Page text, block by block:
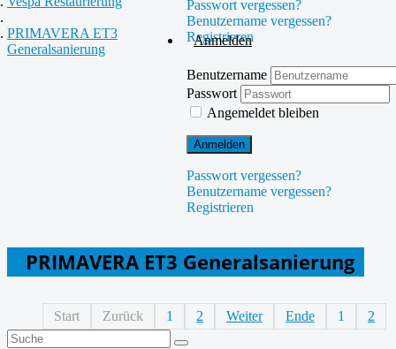
Passwort vergessen?
Benutzername vergessen?
Registrieren
Anmelden
Benutzername
Passwort
Angemeldet bleiben
Anmelden
Passwort vergessen?
Benutzername vergessen?
Registrieren
PRIMAVERA ET3
Generalsanierung
PRIMAVERA ET3 Generalsanierung
Start Zurück 1 2 Weiter Ende 1 2